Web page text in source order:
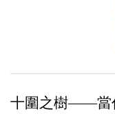
十圍之樹——當